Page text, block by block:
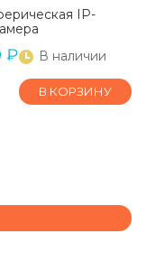
IP-
₽ В наличии
В КОРЗИНУ